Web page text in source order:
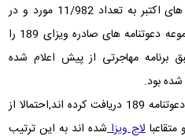
گرفتن دعوتنامه صادره شده در راند های اکتبر به تعداد 11/982 مورد و در
آگوست به تعداد 12/200 مورد ,مجموعه دعوتنامه های صادره ویزای 189 را
طبق برنامه مهاجرتی از پیش اعلام شده
البته قاعدتا تعدادی از متقاضیان که دعوتنامه 189 دریافت کرده اند,احتمالا از
لاج ویزاشده اند به این ترتیب